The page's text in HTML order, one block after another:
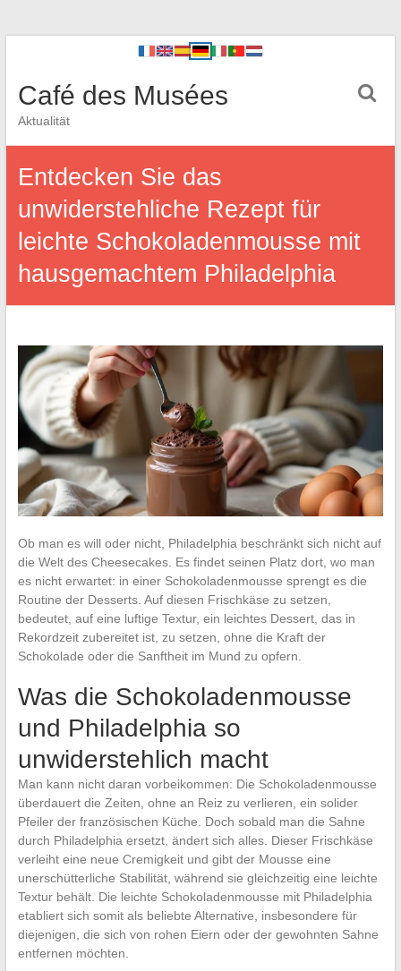
Café des Musées
Aktualität
Entdecken Sie das
unwiderstehliche Rezept für
leichte Schokoladenmousse mit
hausgemachtem Philadelphia
Ob man es will oder nicht, Philadelphia beschränkt sich nicht auf
die Welt des Cheesecakes. Es findet seinen Platz dort, wo man
es nicht erwartet: in einer Schokoladenmousse sprengt es die
Routine der Desserts. Auf diesen Frischkäse zu setzen,
bedeutet, auf eine luftige Textur, ein leichtes Dessert, das in
Rekordzeit zubereitet ist, zu setzen, ohne die Kraft der
Schokolade oder die Sanftheit im Mund zu opfern.
Was die Schokoladenmousse
und Philadelphia so
unwiderstehlich macht
Man kann nicht daran vorbeikommen: Die Schokoladenmousse
überdauert die Zeiten, ohne an Reiz zu verlieren, ein solider
Pfeiler der französischen Küche. Doch sobald man die Sahne
durch Philadelphia ersetzt, ändert sich alles. Dieser Frischkäse
verleiht eine neue Cremigkeit und gibt der Mousse eine
unerschütterliche Stabilität, während sie gleichzeitig eine leichte
Textur behält. Die leichte Schokoladenmousse mit Philadelphia
etabliert sich somit als beliebte Alternative, insbesondere für
diejenigen, die sich von rohen Eiern oder der gewohnten Sahne
entfernen möchten.